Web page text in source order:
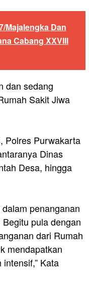
Majalengka Dan
Cabang XXVIII
dan sedang
Sakit Jiwa
Polres Purwakarta
Dinas
Desa, hingga
penanganan
pula dengan
dari Rumah
mendapatkan
Kata